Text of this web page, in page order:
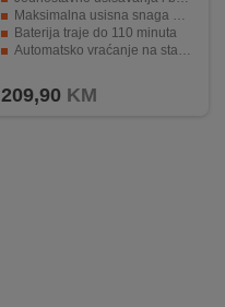
Maksimalna usisna snaga 2000 Pa sa 3 načina rada
Baterija traje do 110 minuta
Automatsko vraćanje na stanicu za punjenje
209,90 KM